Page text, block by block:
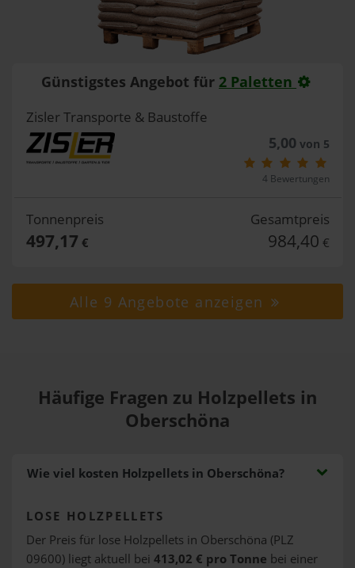
Günstigstes Angebot für 2 Paletten
Zisler Transporte & Baustoffe
5,00 von 5
4 Bewertungen
Tonnenpreis
497,17 €
Gesamtpreis
984,40 €
Alle 9 Angebote anzeigen
Häufige Fragen zu Holzpellets in
Oberschöna
Wie viel kosten Holzpellets in Oberschöna?
LOSE HOLZPELLETS
Der Preis für lose Holzpellets in Oberschöna (PLZ
09600) liegt aktuell bei 413,02 € pro Tonne bei einer